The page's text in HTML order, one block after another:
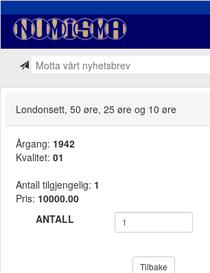
Londonsett, 50 øre, 25 øre og 10 øre
Årgang: 1942
Kvalitet: 01
Antall tilgjengelig: 1
Pris: 10000.00
ANTALL
Tilbake